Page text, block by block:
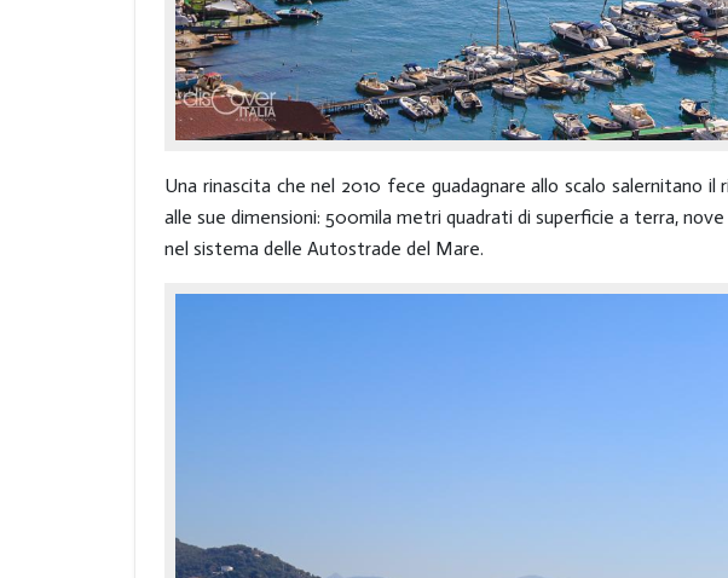
Una rinascita che nel 2010 fece guadagnare allo scalo
alle sue dimensioni: 500mila metri quadrati di superficie a terra,
nel sistema delle Autostrade del Mare.